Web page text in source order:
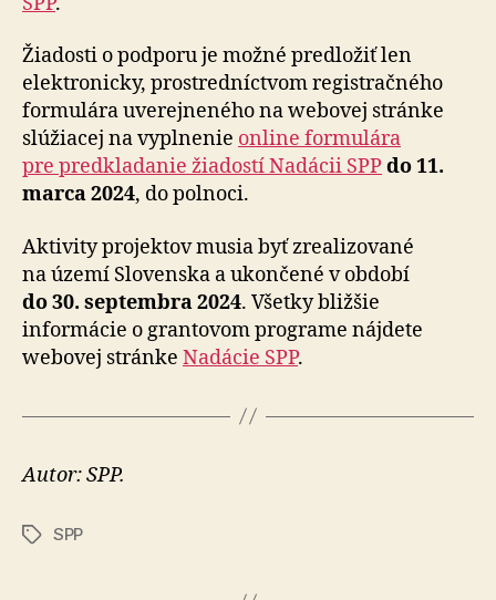
Žiadosti o podporu je možné predložiť len
elektronicky, prostredníctvom registračného
formulára uverejneného na webovej stránke
slúžiacej na vyplnenie online formulára
pre predkladanie žiadostí Nadácii SPPdo 11.
marca 2024, do polnoci.
Aktivity projektov musia byť zrealizované
na území Slovenska a ukončené v období
do 30. septembra 2024. Všetky bližšie
informácie o grantovom programe nájdete
webovej stránke Nadácie SPP.
Autor: SPP.
Značky
SPP